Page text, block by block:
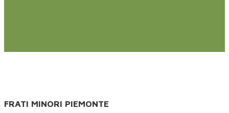
FRATI MINORI PIEMONTE